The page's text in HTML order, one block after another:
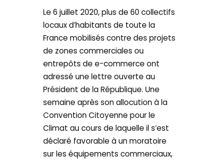
Le 6 juillet 2020, plus de 60 collectifs
locaux d’habitants de toute la
France mobilisés contre des projets
de zones commerciales ou
entrepôts de e-commerce ont
adressé une lettre ouverte au
Président de la République. Une
semaine après son allocution à la
Convention Citoyenne pour le
Climat au cours de laquelle il s’est
déclaré favorable à un moratoire
sur les équipements commerciaux,